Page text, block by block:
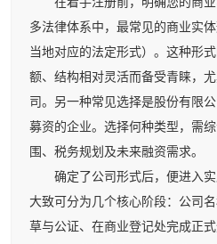
多法律体系中，最常见的商业实
当地对应的法定形式）。这种形
额、结构相对灵活而备受青睐，
司。另一种常见选择是股份有限
募资的企业。选择何种类型，需
围、税务规划及未来融资需求。
确定了公司形式后，便进入实
大致可分为几个核心阶段：公司
草与公证、在商业登记处完成正